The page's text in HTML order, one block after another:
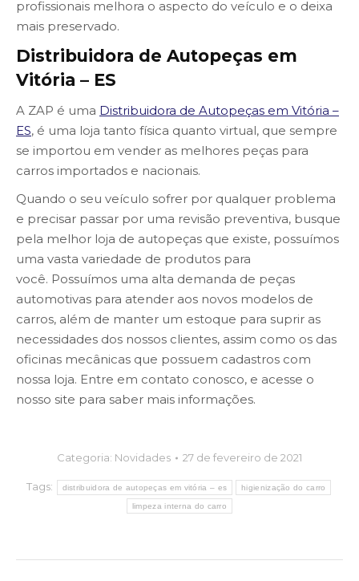
profissionais melhora o aspecto do veículo e o deixa
mais preservado.
Distribuidora de Autopeças em
Vitória – ES
A ZAP é uma Distribuidora de Autopeças em Vitória –
ES, é uma loja tanto física quanto virtual, que sempre
se importou em vender as melhores peças para
carros importados e nacionais.
Quando o seu veículo sofrer por qualquer problema
e precisar passar por uma revisão preventiva, busque
pela melhor loja de autopeças que existe, possuímos
uma vasta variedade de produtos para
você. Possuímos uma alta demanda de peças
automotivas para atender aos novos modelos de
carros, além de manter um estoque para suprir as
necessidades dos nossos clientes, assim como os das
oficinas mecânicas que possuem cadastros com
nossa loja. Entre em contato conosco, e acesse o
nosso site para saber mais informações.
Categoria: Novidades 27 de fevereiro de 2021
Tags: distribuidora de autopeças em vitória – es higienização do carro
limpeza interna do carro